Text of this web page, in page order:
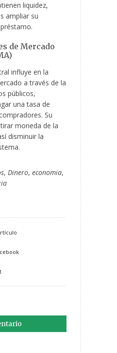
liquidez,
ampliar su
de Mercado
influye en la
a través de la
públicos,
una tasa de
Su
moneda de la
disminuir la
, Dinero, economia,